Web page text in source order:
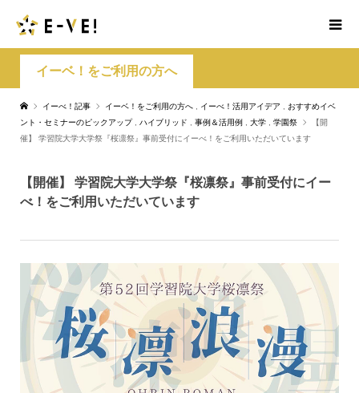
イーベ！をご利用の方へ
イーべ！記事 イーベ！をご利用の方へ イーべ！活用アイデア
おすすめイベ
ント・セミナーのピックアップ
ハイブリッド 事例＆活用例 大学 学園祭
【開
催】 学習院大学大学祭『桜凛祭』事前受付にイーべ！をご利用いただいています
【開催】 学習院大学大学祭『桜凛祭』事前受付にイー
べ！をご利用いただいています